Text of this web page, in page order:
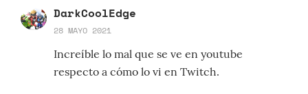
DarkCoolEdge
28 MAYO 2021
Increíble lo mal que se ve en youtube
respecto a cómo lo vi en Twitch.